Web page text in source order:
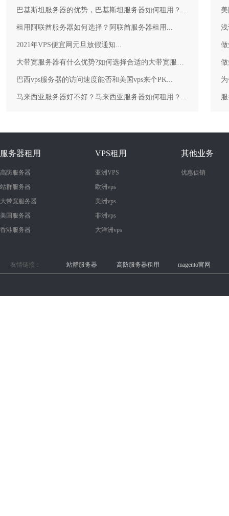
巴基斯坦服务器的优势，巴基斯坦服务器如何租用？...
租用阿联酋服务器如何选择？阿联酋服务器租用...
2021年VPS便宜网元旦放假通知...
大带宽服务器有什么优势?如何选择合适的大带宽服务器？...
巴西vps服务器的访问速度能否和美国vps来个PK...
马来西亚服务器好不好？马来西亚服务器如何租用？...
服务器租用
高防服务器
站群服务器
大带宽服务器
美国服务器
香港服务器
VPS租用
亚洲VPS
欧洲vps
美洲vps
非洲vps
大洋洲vps
其他业务
优惠促销
友情链接： 站群服务器 高防服务器租用 magento官网